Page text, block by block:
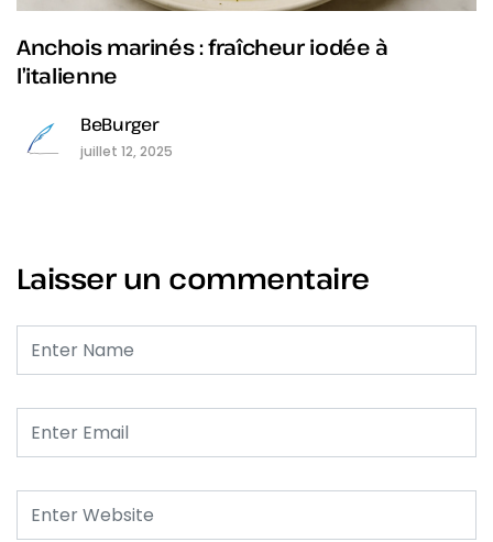
Anchois marinés : fraîcheur iodée à
l’italienne
BeBurger
juillet 12, 2025
Laisser un commentaire